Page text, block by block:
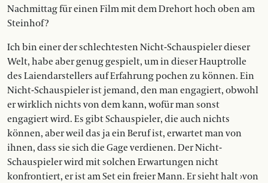
Nachmittag für einen Film mit dem Drehort hoch oben am
Steinhof?
Ich bin einer der schlechtesten Nicht-Schauspieler dieser
Welt, habe aber genug gespielt, um in dieser Hauptrolle
des Laiendarstellers auf Erfahrung pochen zu können. Ein
Nicht-Schauspieler ist jemand, den man engagiert, obwohl
er wirklich nichts von dem kann, wofür man sonst
engagiert wird. Es gibt Schauspieler, die auch nichts
können, aber weil das ja ein Beruf ist, erwartet man von
ihnen, dass sie sich die Gage verdienen. Der Nicht-
Schauspieler wird mit solchen Erwartungen nicht
konfrontiert, er ist am Set ein freier Mann. Er sieht halt ›von